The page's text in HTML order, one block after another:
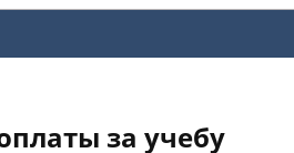
за учебу